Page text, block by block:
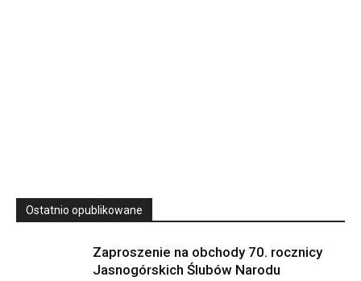
Ostatnio opublikowane
Zaproszenie na obchody 70. rocznicy
Jasnogórskich Ślubów Narodu